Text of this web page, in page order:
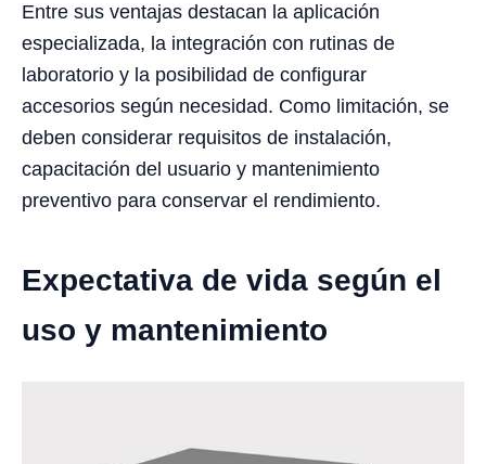
Entre sus ventajas destacan la aplicación
especializada, la integración con rutinas de
laboratorio y la posibilidad de configurar
accesorios según necesidad. Como limitación, se
deben considerar requisitos de instalación,
capacitación del usuario y mantenimiento
preventivo para conservar el rendimiento.
Expectativa de vida según el
uso y mantenimiento